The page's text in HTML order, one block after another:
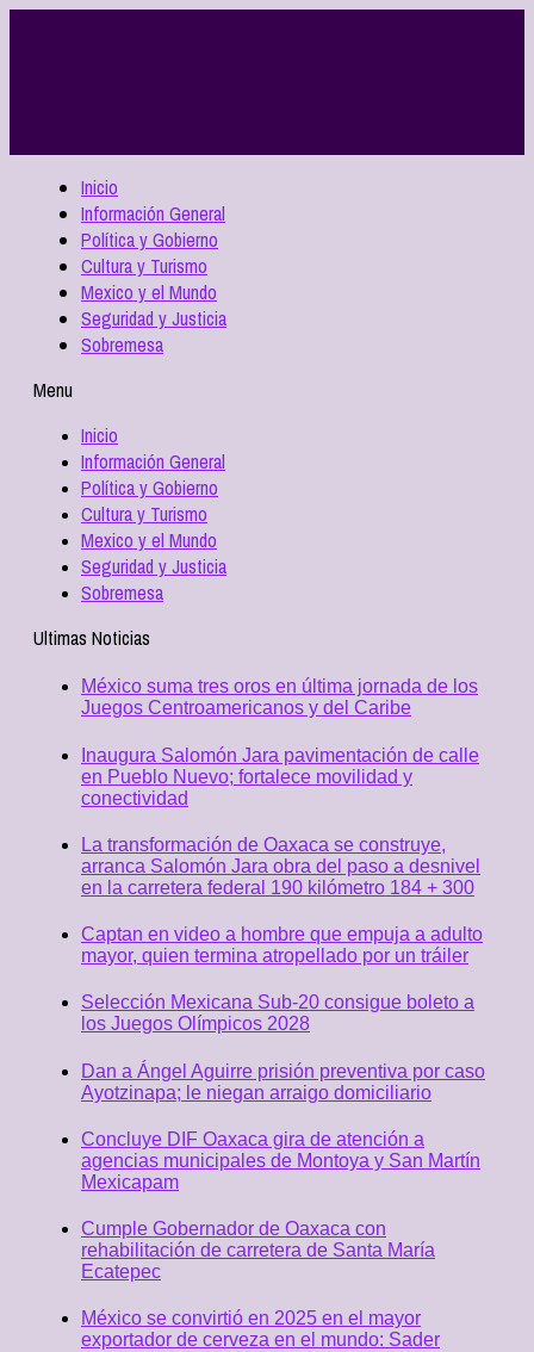
Inicio
Información General
Política y Gobierno
Cultura y Turismo
Mexico y el Mundo
Seguridad y Justicia
Sobremesa
Menu
Inicio
Información General
Política y Gobierno
Cultura y Turismo
Mexico y el Mundo
Seguridad y Justicia
Sobremesa
Ultimas Noticias
México suma tres oros en última jornada de los
Juegos Centroamericanos y del Caribe
Inaugura Salomón Jara pavimentación de calle
en Pueblo Nuevo; fortalece movilidad y
conectividad
La transformación de Oaxaca se construye,
arranca Salomón Jara obra del paso a desnivel
en la carretera federal 190 kilómetro 184 + 300
Captan en video a hombre que empuja a adulto
mayor, quien termina atropellado por un tráiler
Selección Mexicana Sub-20 consigue boleto a
los Juegos Olímpicos 2028
Dan a Ángel Aguirre prisión preventiva por caso
Ayotzinapa; le niegan arraigo domiciliario
Concluye DIF Oaxaca gira de atención a
agencias municipales de Montoya y San Martín
Mexicapam
Cumple Gobernador de Oaxaca con
rehabilitación de carretera de Santa María
Ecatepec
México se convirtió en 2025 en el mayor
exportador de cerveza en el mundo: Sader